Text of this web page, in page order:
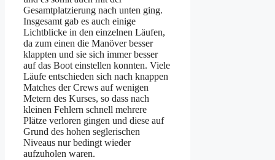
Gesamtplatzierung nach unten ging.
Insgesamt gab es auch einige
Lichtblicke in den einzelnen Läufen,
da zum einen die Manöver besser
klappten und sie sich immer besser
auf das Boot einstellen konnten. Viele
Läufe entschieden sich nach knappen
Matches der Crews auf wenigen
Metern des Kurses, so dass nach
kleinen Fehlern schnell mehrere
Plätze verloren gingen und diese auf
Grund des hohen seglerischen
Niveaus nur bedingt wieder
aufzuholen waren.